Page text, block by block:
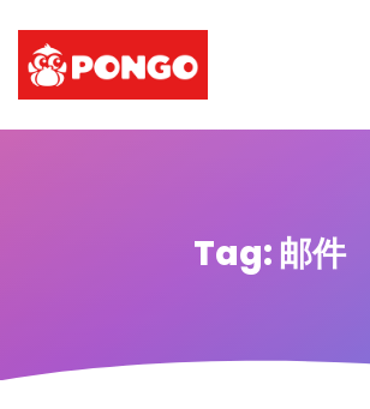
Tag: 邮件